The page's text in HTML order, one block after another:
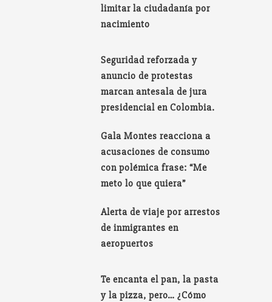
limitar la ciudadanía por
nacimiento
Seguridad reforzada y
anuncio de protestas
marcan antesala de jura
presidencial en Colombia.
Gala Montes reacciona a
acusaciones de consumo
con polémica frase: “Me
meto lo que quiera”
Alerta de viaje por arrestos
de inmigrantes en
aeropuertos
Te encanta el pan, la pasta
y la pizza, pero… ¿Cómo